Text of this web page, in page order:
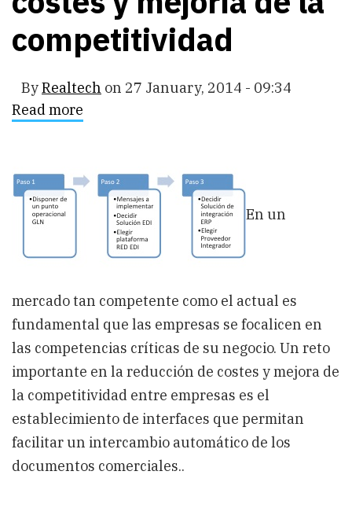
competitividad
ByRealtech on 27 January, 2014 - 09:34
Read more
Farma:
Reducción
costes
mejoría
competitividad
En un
mercado tan competente como el actual es
fundamental que las empresas se focalicen en
las competencias críticas de su negocio. Un reto
importante en la reducción de costes y mejora de
la competitividad entre empresas es el
establecimiento de interfaces que permitan
facilitar un intercambio automático de los
documentos comerciales..